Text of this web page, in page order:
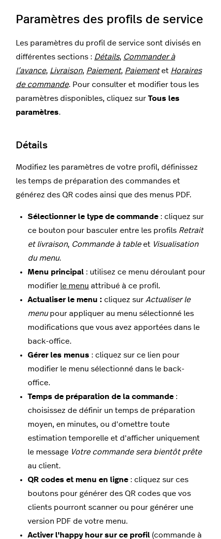
Paramètres des profils de service
Les paramètres du profil de service sont divisés en
différentes sections : Détails, Commander à
l’avance, Livraison, Paiement, Paiementet Horaires
de commande. Pour consulter et modifier tous les
paramètres disponibles, cliquez sur Tous les
paramètres.
Détails
Modifiez les paramètres de votre profil, définissez
les temps de préparation des commandes et
générez des QR codes ainsi que des menus PDF.
Sélectionner le type de commande : cliquez sur
ce bouton pour basculer entre les profils Retrait
et livraison, Commande à tableet Visualisation
du menu.
Menu principal : utilisez ce menu déroulant pour
modifier le menu attribué à ce profil.
Actualiser le menu : cliquez sur Actualiser le
menupour appliquer au menu sélectionné les
modifications que vous avez apportées dans le
back-office.
Gérer les menus : cliquez sur ce lien pour
modifier le menu sélectionné dans le back-
office.
Temps de préparation de la commande :
choisissez de définir un temps de préparation
moyen, en minutes, ou d'omettre toute
estimation temporelle et d'afficher uniquement
le message Votre commande sera bientôt prête
au client.
QR codes et menu en ligne : cliquez sur ces
boutons pour générer des QR codes que vos
clients pourront scanner ou pour générer une
version PDF de votre menu.
Activer l'happy hour sur ce profil (commande à